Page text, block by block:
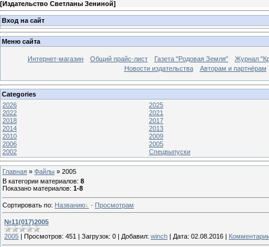
[Издательство Светланы Зениной]
Вход на сайт
Меню сайта
Интернет-магазин Общий прайс-лист Газета "Родовая Земля"
Журнал
Новости издательства
Авторам и партнёрам
Categories
2026
2025
2022
2021
2018
2017
2014
2013
2010
2009
2006
2005
2002
Спецвыпуски
Главная » Файлы » 2005
В категории материалов: 8
Показано материалов: 1-8
Сортировать по: Названию · Просмотрам
№11(017)2005
2005 | Просмотров: 451 | Загрузок: 0 | Добавил: winch | Дата: 02.08.2016 |